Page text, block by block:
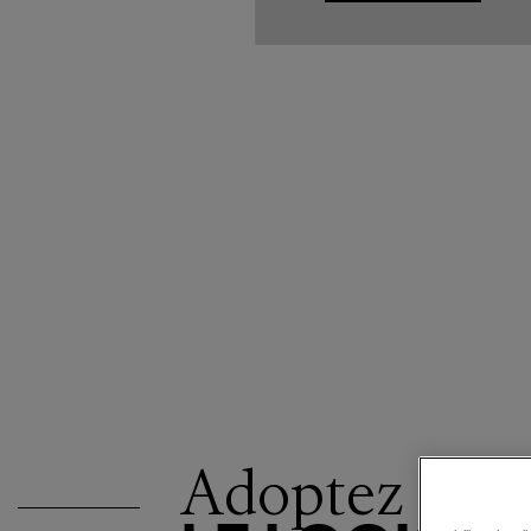
Adoptez